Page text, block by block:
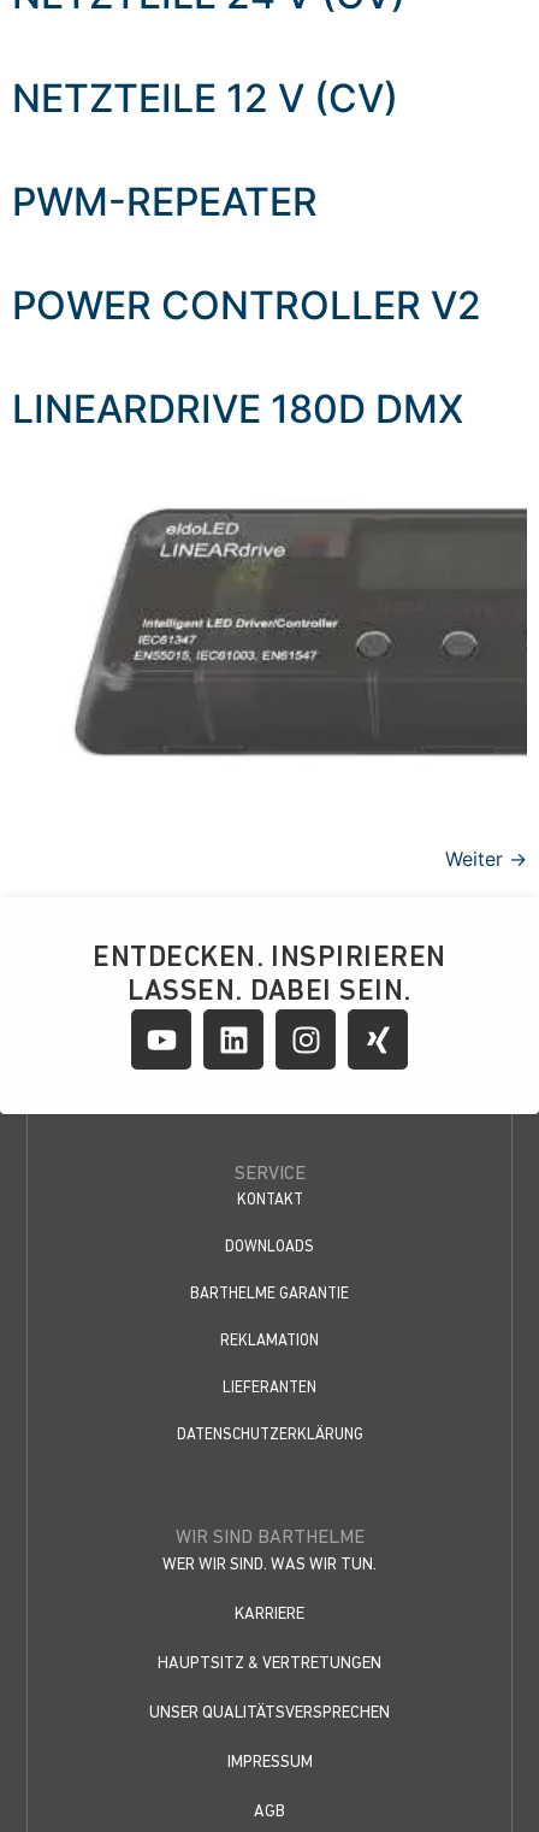
NETZTEILE 12 V (CV)
PWM-REPEATER
POWER CONTROLLER V2
LINEARDRIVE 180D DMX
Weiter →
ENTDECKEN. INSPIRIEREN
LASSEN. DABEI SEIN.
SERVICE
KONTAKT
DOWNLOADS
BARTHELME GARANTIE
REKLAMATION
LIEFERANTEN
DATENSCHUTZERKLÄRUNG
WIR SIND BARTHELME
WER WIR SIND. WAS WIR TUN.
KARRIERE
HAUPTSITZ & VERTRETUNGEN
UNSER QUALITÄTSVERSPRECHEN
IMPRESSUM
AGB